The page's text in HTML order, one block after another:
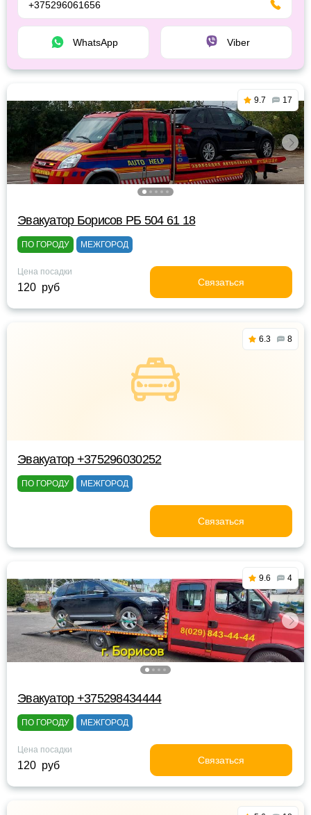
+375296061656
WhatsApp Viber
9.7 17
Эвакуатор Борисов РБ 504 61 18
ПО ГОРОДУ МЕЖГОРОД
Цена посадки
120 руб Связаться
6.3 8
Эвакуатор +375296030252
ПО ГОРОДУ МЕЖГОРОД
Связаться
9.6 4
Эвакуатор +375298434444
ПО ГОРОДУ МЕЖГОРОД
Цена посадки
120 руб Связаться